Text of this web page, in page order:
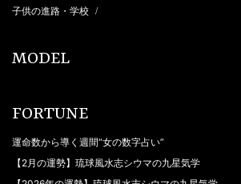
子供の進路・学校 /
MODEL
FORTUNE
運命数から導く週間“女の数字占い”
【2月の運勢】琉球風水志シウマの九星気学